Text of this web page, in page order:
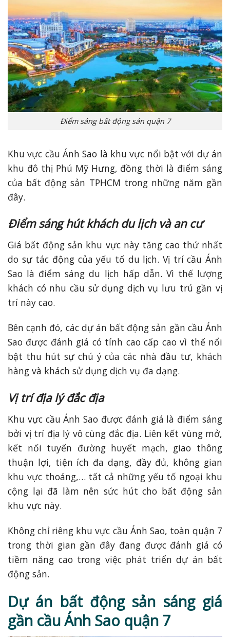
Điểm sáng bất động sản quận 7
Khu vực cầu Ánh Sao là khu vực nổi bật với dự án
khu đô thị Phú Mỹ Hưng, đồng thời là điểm sáng
của bất động sản TPHCM trong những năm gần
đây.
Điểm sáng hút khách du lịch và an cư
Giá bất động sản khu vực này tăng cao thứ nhất
do sự tác động của yếu tố du lịch. Vị trí cầu Ánh
Sao là điểm sáng du lịch hấp dẫn. Vì thế lượng
khách có nhu cầu sử dụng dịch vụ lưu trú gần vị
trí này cao.
Bên cạnh đó, các dự án bất động sản gần cầu Ánh
Sao được đánh giá có tính cao cấp cao vì thế nổi
bật thu hút sự chú ý của các nhà đầu tư, khách
hàng và khách sử dụng dịch vụ đa dạng.
Vị trí địa lý đắc địa
Khu vực cầu Ánh Sao được đánh giá là điểm sáng
bởi vị trí địa lý vô cùng đắc địa. Liên kết vùng mở,
kết nối tuyến đường huyết mạch, giao thông
thuận lợi, tiện ích đa dạng, đầy đủ, không gian
khu vực thoáng,… tất cả những yếu tố ngoại khu
cộng lại đã làm nên sức hút cho bất động sản
khu vực này.
Không chỉ riêng khu vực cầu Ánh Sao, toàn quận 7
trong thời gian gần đây đang được đánh giá có
tiềm năng cao trong việc phát triển dự án bất
động sản.
Dự án bất động sản sáng giá
gần cầu Ánh Sao quận 7